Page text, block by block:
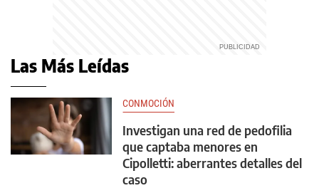
Las Más Leídas
CONMOCIÓN
Investigan una red de pedofilia
que captaba menores en
Cipolletti: aberrantes detalles del
caso